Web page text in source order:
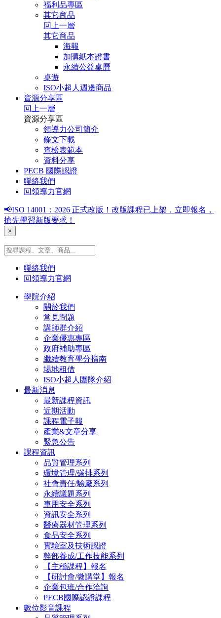
福利品專區
其它商品
回上一層
其它商品
海報
加購紙本證書
永續公益桌曆
桌遊
ISO小超人週邊商品
資源分享區
回上一層
資源分享區
領導力公司簡介
條文下載
查檢表範本
資料分享
PECB 國際認證
聯絡我們
回領導力官網
📢ISO 14001：2026 正式改版！改版課程已上架，立即報名，
搶先學習新版要求！
×
聯絡我們
回領導力官網
學院介紹
關於我們
常見問題
講師群介紹
企業優惠專區
政府補助專區
繼續教育學分指南
場地租借
ISO小超人團隊介紹
最新消息
最新課程資訊
近期活動
課程電子報
產業&文章分享
緊急公告
課程資訊
品質管理系列
環境管理/碳排系列
社會責任/驗廠系列
永續議題系列
車用安全系列
資訊安全系列
醫療器材管理系列
食品安全系列
實驗室及技術認證
幹部養成/工作技能系列
【主稽課程】報名
【研討會/微講堂】報名
企業包班/合作洽詢
PECB國際認證課程
數位影音課程